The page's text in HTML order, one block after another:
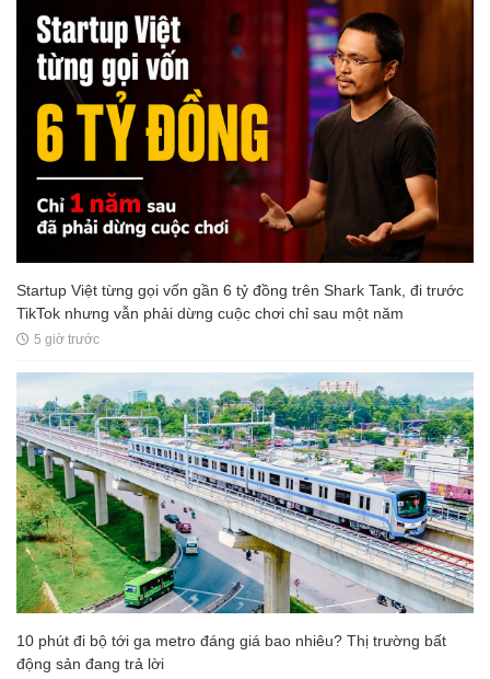
Startup Việt từng gọi vốn gần 6 tỷ đồng trên Shark Tank, đi trước
TikTok nhưng vẫn phải dừng cuộc chơi chỉ sau một năm
5 giờ trước
10 phút đi bộ tới ga metro đáng giá bao nhiêu? Thị trường bất
động sản đang trả lời